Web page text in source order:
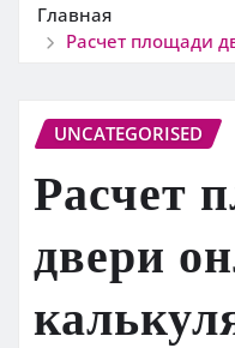
Главная
Расчет площади
UNCATEGORISED
Расчет
двери